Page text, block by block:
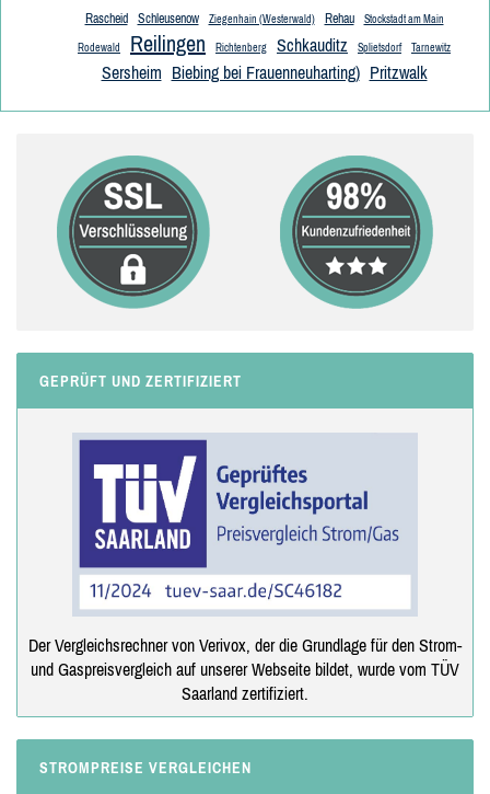
Rascheid Schleusenow Ziegenhain (Westerwald) Rehau Stockstadt am Main
Rodewald Reilingen Richtenberg Schkauditz Splietsdorf Tarnewitz
Sersheim Biebing bei Frauenneuharting) Pritzwalk
GEPRÜFT UND ZERTIFIZIERT
Der Vergleichsrechner von Verivox, der die Grundlage für den Strom-
und Gaspreisvergleich auf unserer Webseite bildet, wurde vom TÜV
Saarland zertifiziert.
STROMPREISE VERGLEICHEN